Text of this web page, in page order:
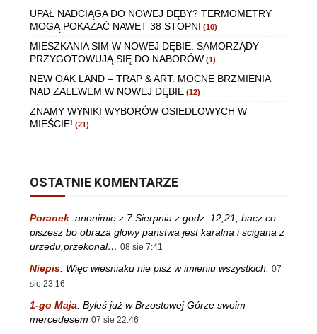
UPAŁ NADCIĄGA DO NOWEJ DĘBY? TERMOMETRY
MOGĄ POKAZAĆ NAWET 38 STOPNI (10)
MIESZKANIA SIM W NOWEJ DĘBIE. SAMORZĄDY
PRZYGOTOWUJĄ SIĘ DO NABORÓW (1)
NEW OAK LAND – TRAP & ART. MOCNE BRZMIENIA
NAD ZALEWEM W NOWEJ DĘBIE (12)
ZNAMY WYNIKI WYBORÓW OSIEDLOWYCH W
MIEŚCIE! (21)
OSTATNIE KOMENTARZE
Poranek: anonimie z 7 Sierpnia z godz. 12,21, bacz co
piszesz bo obraza glowy panstwa jest karalna i scigana z
urzedu,przekonal… 08 sie 7:41
Niepis: Więc wiesniaku nie pisz w imieniu wszystkich.
07
sie 23:16
1-go Maja: Byłeś już w Brzostowej Górze swoim
mercedesem 07 sie 22:46